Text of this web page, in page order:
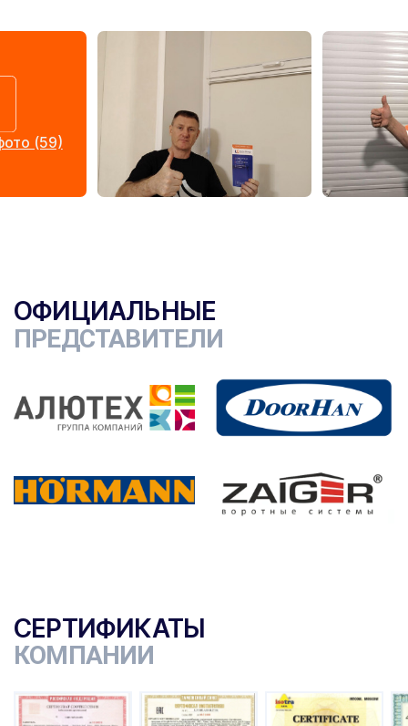
(59)
ОФИЦИАЛЬНЫЕ
ПРЕДСТАВИТЕЛИ
СЕРТИФИКАТЫ
КОМПАНИИ